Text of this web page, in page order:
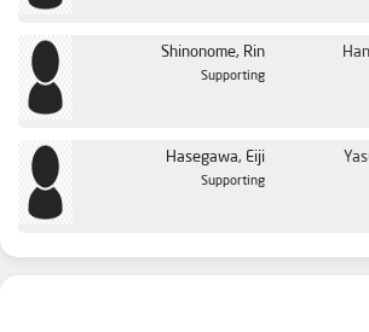
Shinonome, Rin
Supporting
Hasegawa, Eiji
Supporting